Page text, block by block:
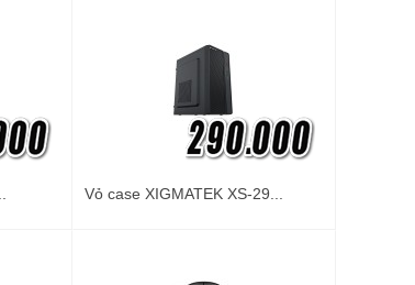
Vỏ case XIGMATEK XS-29...